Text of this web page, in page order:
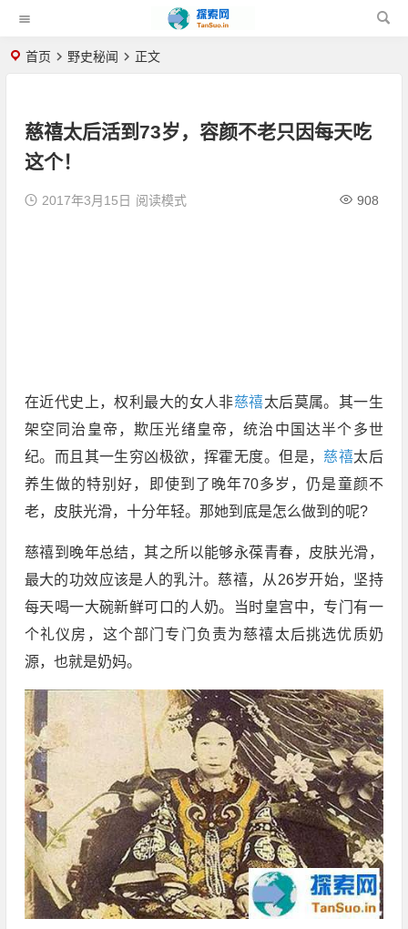
首页 野史秘闻 正文
慈禧太后活到73岁，容颜不老只因每天吃
这个！
2017年3月15日 908
阅读模式
在近代史上，权利最大的女人非慈禧太后莫属。其一生
架空同治皇帝，欺压光绪皇帝，统治中国达半个多世
纪。而且其一生穷凶极欲，挥霍无度。但是， 慈禧太后
养生做的特别好，即使到了晚年70多岁，仍是童颜不
老，皮肤光滑，十分年轻。那她到底是怎么做到的呢?
慈禧到晚年总结，其之所以能够永葆青春，皮肤光滑，
最大的功效应该是人的乳汁。慈禧，从26岁开始，坚持
每天喝一大碗新鲜可口的人奶。当时皇宫中，专门有一
个礼仪房，这个部门专门负责为慈禧太后挑选优质奶
源，也就是奶妈。